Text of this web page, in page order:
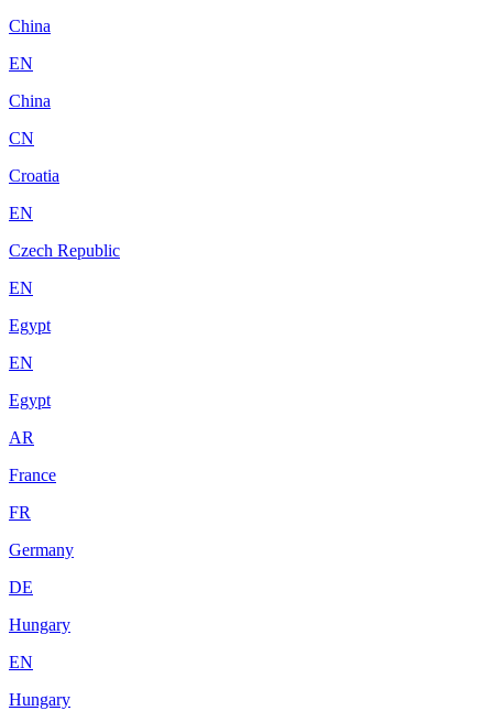
China
EN
China
CN
Croatia
EN
Czech Republic
EN
Egypt
EN
Egypt
AR
France
FR
Germany
DE
Hungary
EN
Hungary